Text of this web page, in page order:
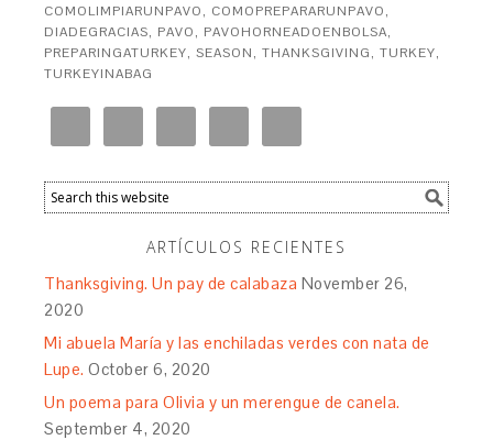
COMOLIMPIARUNPAVO, COMOPREPARARUNPAVO,
DIADEGRACIAS, PAVO, PAVOHORNEADOENBOLSA,
PREPARINGATURKEY,SEASON,THANKSGIVING,TURKEY,
TURKEYINABAG
ARTÍCULOS RECIENTES
Thanksgiving. Un pay de calabaza November 26,
2020
Mi abuela María y las enchiladas verdes con nata de
Lupe. October 6, 2020
Un poema para Olivia y un merengue de canela.
September 4, 2020